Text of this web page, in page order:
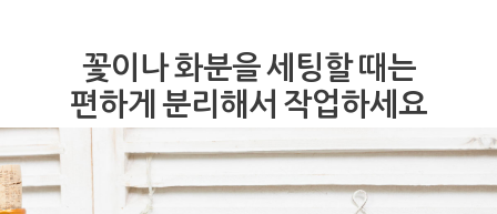
꽃이나 화분을 세팅할 때는
편하게 분리해서 작업하세요